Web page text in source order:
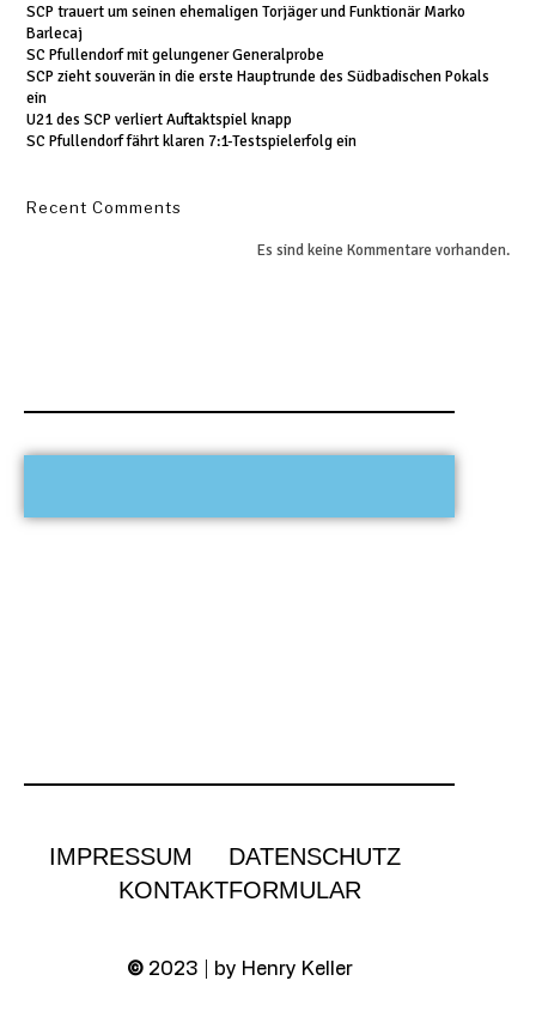
SCP trauert um seinen ehemaligen Torjäger und Funktionär Marko
Barlecaj
SC Pfullendorf mit gelungener Generalprobe
SCP zieht souverän in die erste Hauptrunde des Südbadischen Pokals
ein
U21 des SCP verliert Auftaktspiel knapp
SC Pfullendorf fährt klaren 7:1-Testspielerfolg ein
Recent Comments
Es sind keine Kommentare vorhanden.
IMPRESSUM
DATENSCHUTZ
KONTAKTFORMULAR
©2023 | by Henry Keller